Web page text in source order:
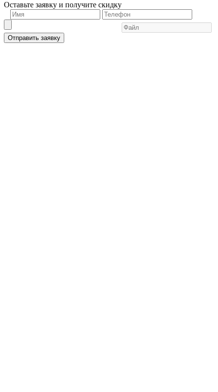
Оставьте заявку и получите скидку
Отправить заявку